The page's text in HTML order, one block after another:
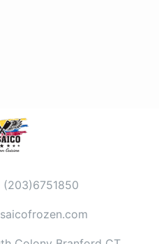
(203)6751850